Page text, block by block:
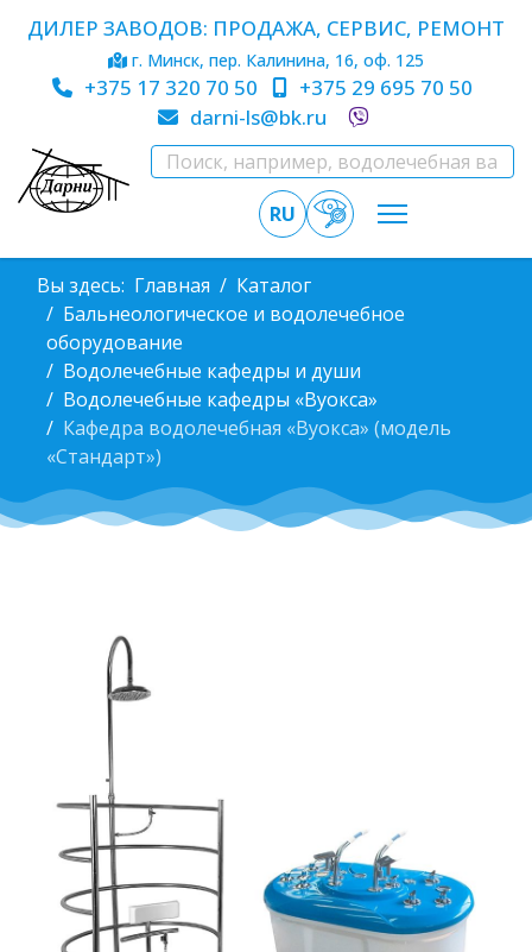
ДИЛЕР ЗАВОДОВ: ПРОДАЖА, СЕРВИС, РЕМОНТ
г. Минск, пер. Калинина, 16, оф. 125
+375 17 320 70 50
+375 29 695 70 50
darni-ls@bk.ru
RU
Вы здесь: Главная
Каталог
Бальнеологическое и водолечебное
оборудование
Водолечебные кафедры и души
Водолечебные кафедры «Вуокса»
Кафедра водолечебная «Вуокса» (модель
«Стандарт»)